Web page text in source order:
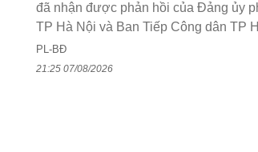
đã nhận được phản hồi của Đảng ủy
TP Hà Nội và Ban Tiếp Công dân TP
PL-BĐ
21:25 07/08/2026